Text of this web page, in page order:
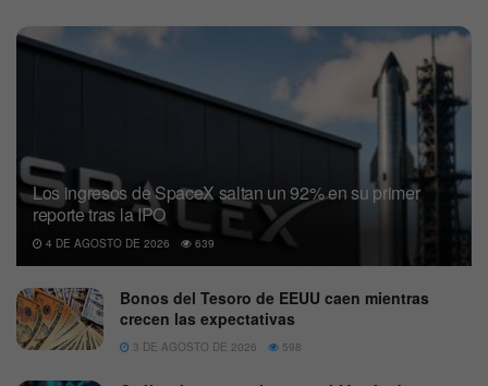
Los ingresos de SpaceX saltan un 92% en su primer
reporte tras la IPO
4 DE AGOSTO DE 2026 639
Bonos del Tesoro de EEUU caen mientras
crecen las expectativas
3 DE AGOSTO DE 2026 598